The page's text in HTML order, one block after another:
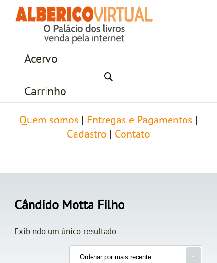
Acervo
Carrinho
Quem somos Entregas e Pagamentos
Cadastro
Contato
Cândido Motta Filho
Exibindo um único resultado